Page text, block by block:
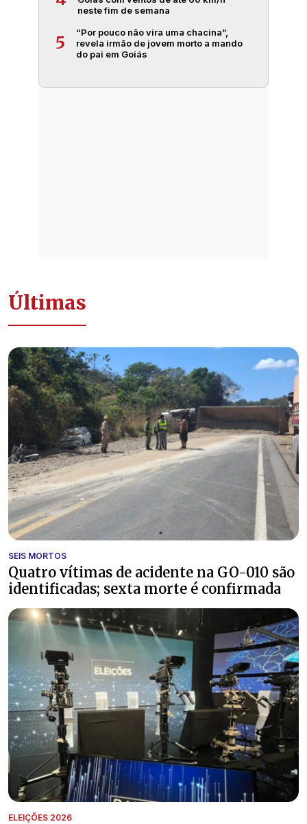
neste fim de semana
5
“Por pouco não vira uma chacina”,
revela irmão de jovem morto a mando
do pai em Goiás
Últimas
SEIS MORTOS
Quatro vítimas de acidente na GO-010 são
identificadas; sexta morte é confirmada
ELEIÇÕES 2026